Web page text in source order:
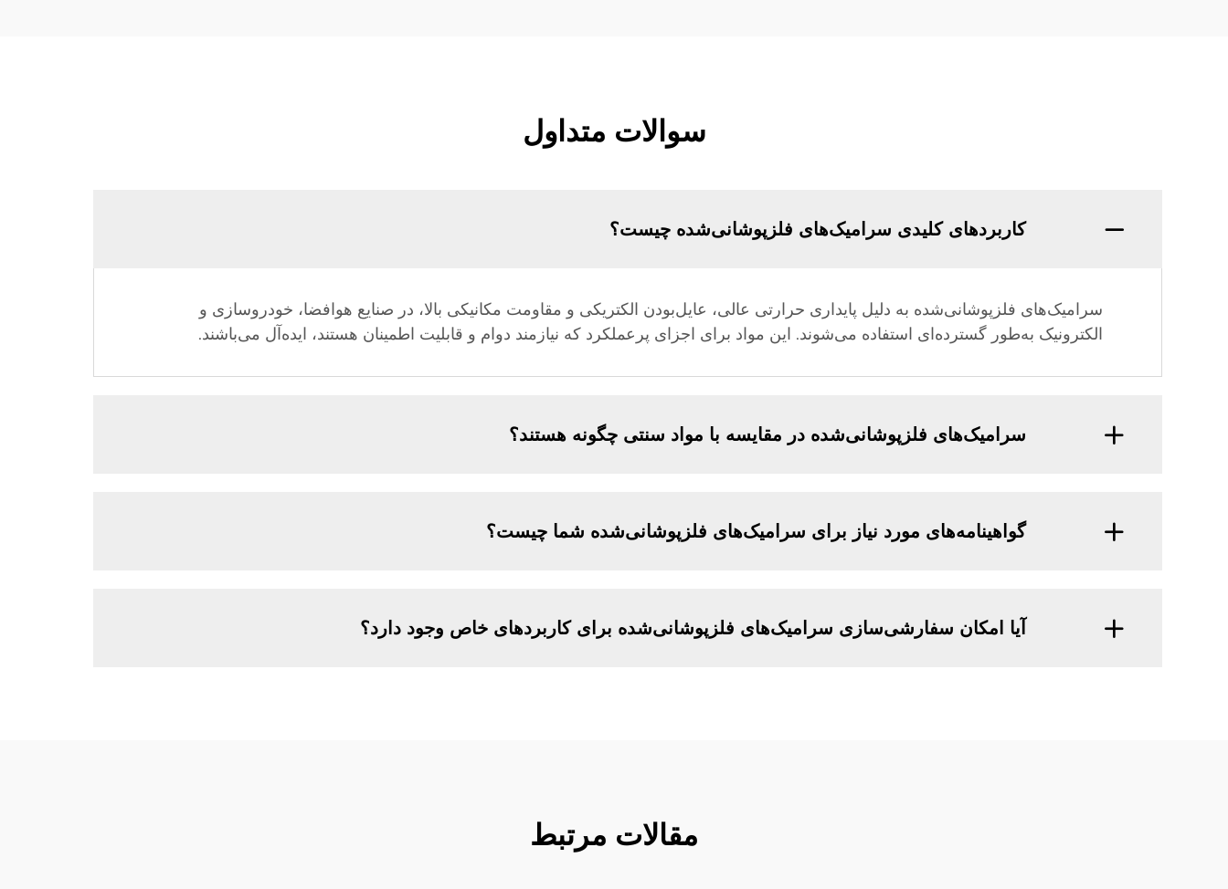
سوالات متداول
کاربردهای کلیدی سرامیک‌های فلزپوشانی‌شده چیست؟
سرامیک‌های فلزپوشانی‌شده به دلیل پایداری حرارتی عالی، عایل‌بودن الکتریکی و مقاومت مکانیکی بالا، در صنایع هوافضا، خودروسازی و
الکترونیک به‌طور گسترده‌ای استفاده می‌شوند. این مواد برای اجزای پرعملکرد که نیازمند دوام و قابلیت اطمینان هستند، ایده‌آل می‌باشند.
سرامیک‌های فلزپوشانی‌شده در مقایسه با مواد سنتی چگونه هستند؟
گواهینامه‌های مورد نیاز برای سرامیک‌های فلزپوشانی‌شده شما چیست؟
آیا امکان سفارشی‌سازی سرامیک‌های فلزپوشانی‌شده برای کاربردهای خاص وجود دارد؟
مقالات مرتبط